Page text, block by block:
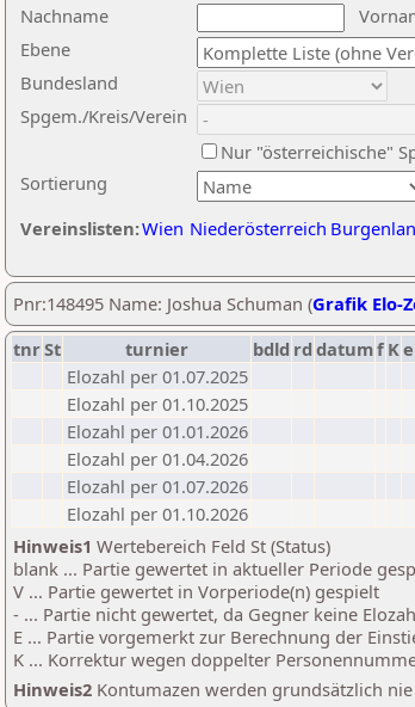
Nachname
Ebene
Sortierung
Bundesland
Spgem./Kreis/Verein
Nur "österreichische"
Vereinslisten:Wien Niederösterreich
Pnr:148495 Name: Joshua Schuman (Grafik Elo-
tnrSt turnier bdld rd datumf K
Elozahl per 01.07.2025
Elozahl per 01.10.2025
Elozahl per 01.01.2026
Elozahl per 01.04.2026
Elozahl per 01.07.2026
Elozahl per 01.10.2026
Hinweis1 Wertebereich Feld St (Status)
blank ... Partie gewertet in aktueller Periode
V ... Partie gewertet in Vorperiode(n) gespielt
- ... Partie nicht gewertet, da Gegner keine
E ... Partie vorgemerkt zur Berechnung der
K ... Korrektur wegen doppelter
Hinweis2 Kontumazen werden grundsätzlich